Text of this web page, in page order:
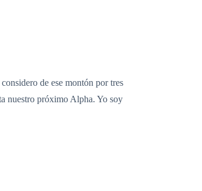
de ese montón por tres
nuestro próximo Alpha. Yo soy